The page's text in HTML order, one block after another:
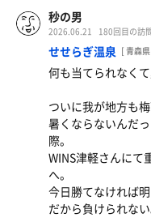
水風呂も相変わらず
しっかりと表面の
文字通りの大の字。
最高や…。このまま
い…。
しかし、バチコリ
しまった…。
まだ修行は終わら
昨日はまさかの風邪
夏風邪はホニャラ
さて、本日は月イ
お小遣いゲットだ
まあ今日の入浴代
久し振りのおおび
入浴料が530円にな
ご時世だから値上
遣いが20年据え置
いのが何とも…。
このまま生涯氷河
秒の男
2026.06.21 180回目の訪
せせらぎ温泉 [ 青森
何も当てられなく
ついに我が地方も
暑くならないんだ
際。
WINS津軽さんにて
へ。
今日勝てなければ
だから負けられない